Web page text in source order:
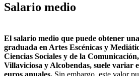
Salario medio
El salario medio que puede obtener
graduada en Artes Escénicas y
Ciencias Sociales y de la
Villaviciosa y Alcobendas, suele variar